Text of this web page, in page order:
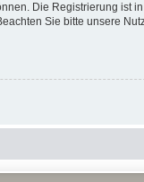
Die Registrierung
Sie bitte unsere